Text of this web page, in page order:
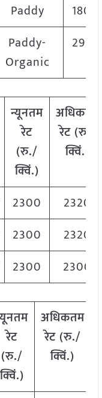
Paddy
1800
Paddy-
Organic
2930
न्यूनतम
रेट
(रु./
क्विं.)
अधिकतम
रेट (रु./
क्विं.)
2300
2320
2300
2320
2300 2300
रेट
(रु./
क्विं.)
अधिकतम
रेट (रु./
क्विं.)